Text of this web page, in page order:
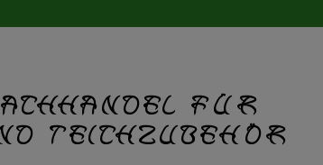
für
Teichzubehör